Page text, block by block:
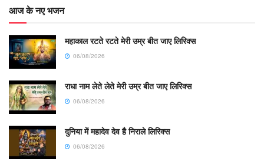
आज के नए भजन
महाकाल रटते रटते मेरी उम्र बीत जाए लिरिक्स
06/08/2026
राधा नाम लेते लेते मेरी उम्र बीत जाए लिरिक्स
06/08/2026
दुनिया में महादेव देव है निराले लिरिक्स
06/08/2026